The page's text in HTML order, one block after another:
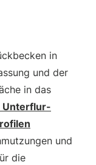
in
und der
in das
Unterflur-
und
die